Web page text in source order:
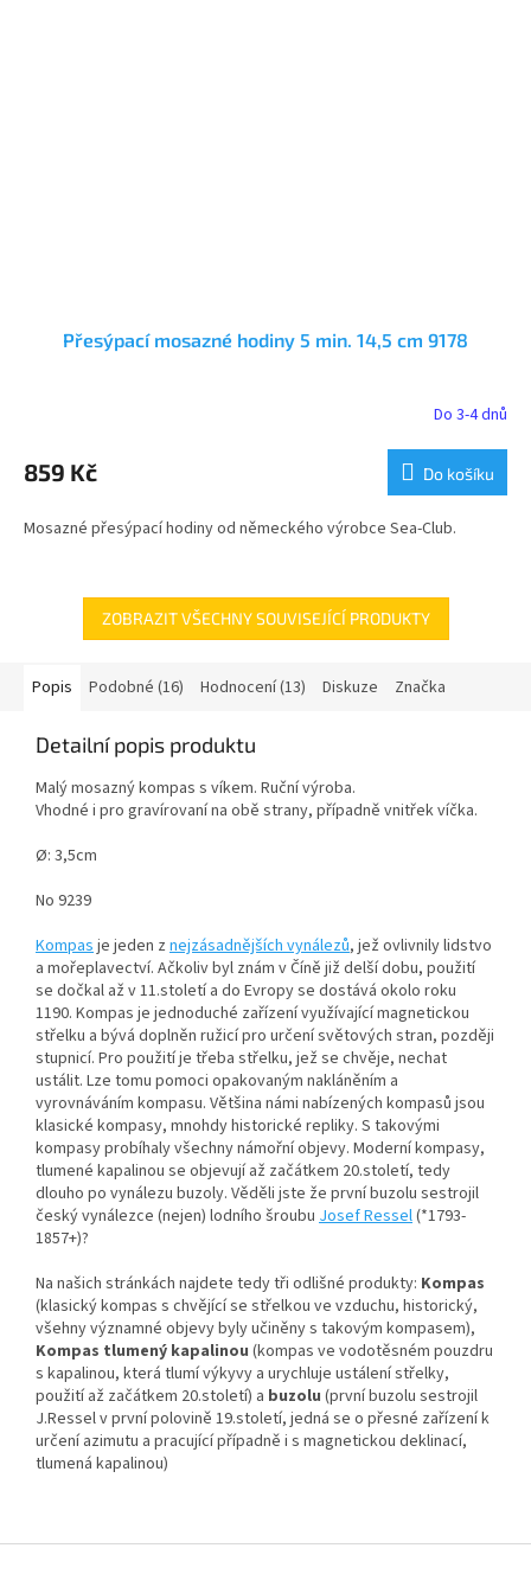
Přesýpací mosazné hodiny 5 min. 14,5 cm 9178
Do 3-4 dnů
859 Kč Do košíku
Mosazné přesýpací hodiny od německého výrobce Sea-Club.
ZOBRAZIT VŠECHNY SOUVISEJÍCÍ PRODUKTY
Popis Podobné (16) Hodnocení (13) Diskuze Značka
Detailní popis produktu
Malý mosazný kompas s víkem. Ruční výroba.
Vhodné i pro gravírovaní na obě strany, případně vnitřek víčka.
Ø: 3,5cm
No 9239
Kompasje jeden z nejzásadnějších vynálezů, jež ovlivnily lidstvo
a mořeplavectví. Ačkoliv byl znám v Číně již delší dobu, použití
se dočkal až v 11.století a do Evropy se dostává okolo roku
1190. Kompas je jednoduché zařízení využívající magnetickou
střelku a bývá doplněn ružicí pro určení světových stran, později
stupnicí. Pro použití je třeba střelku, jež se chvěje, nechat
ustálit. Lze tomu pomoci opakovaným nakláněním a
vyrovnáváním kompasu. Většina námi nabízených kompasů jsou
klasické kompasy, mnohdy historické repliky. S takovými
kompasy probíhaly všechny námořní objevy. Moderní kompasy,
tlumené kapalinou se objevují až začátkem 20.století, tedy
dlouho po vynálezu buzoly. Věděli jste že první buzolu sestrojil
český vynálezce (nejen) lodního šroubu Josef Ressel(*1793-
1857+)?
Na našich stránkách najdete tedy tři odlišné produkty: Kompas
(klasický kompas s chvějící se střelkou ve vzduchu, historický,
všehny významné objevy byly učiněny s takovým kompasem),
Kompas tlumený kapalinou (kompas ve vodotěsném pouzdru
s kapalinou, která tlumí výkyvy a urychluje ustálení střelky,
použití až začátkem 20.století) a buzolu (první buzolu sestrojil
J.Ressel v první polovině 19.století, jedná se o přesné zařízení k
určení azimutu a pracující případně i s magnetickou deklinací,
tlumená kapalinou)